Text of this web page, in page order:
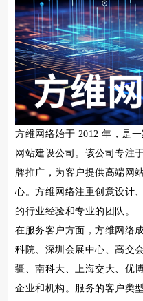
方维网络始于 2012 年，是
网站建设公司。该公司专注
牌推广，为客户提供高端网
心。方维网络注重创意设计
的行业经验和专业的团队。
在服务客户方面，方维网络
科院、深圳会展中心、高交
疆、南科大、上海交大、优
企业和机构。服务的客户类